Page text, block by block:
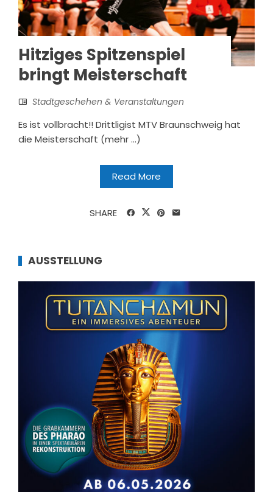
Hitziges Spitzenspiel
bringt Meisterschaft
Stadtgeschehen & Veranstaltungen
Es ist vollbracht!! Drittligist MTV Braunschweig hat
die Meisterschaft (mehr …)
Read More
SHARE
AUSSTELLUNG